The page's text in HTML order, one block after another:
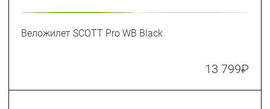
Веложилет SCOTT Pro WB Black
13 799₽